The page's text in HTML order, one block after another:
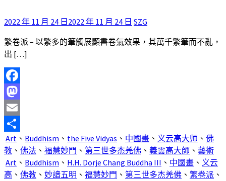
2022 年 11 月 24 日 2022 年 11 月 24 日 SZG
繁卷派 – 以繁多的筆觸展顯書卷氣效果，其萬千繁筆而不亂，
出 […]
Facebook
Mastodon
Email
分
享
Art 、 Buddhism 、 the Five Vidyas 、 中國畫 、 义云高大师 、 佛
教 、 佛法 、 福慧妙門 、 第三世多杰羌佛 、 義雲高大師 、 藝術
Art 、 Buddhism 、 H.H. Dorje Chang Buddha III 、 中國畫 、 义云
高 、 佛教 、 妙諳五明 、 福慧妙門 、 第三世多杰羌佛 、 繁卷派 、